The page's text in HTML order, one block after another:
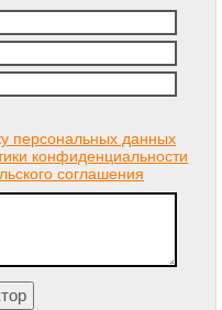
персональных данных
конфиденциальности
соглашения